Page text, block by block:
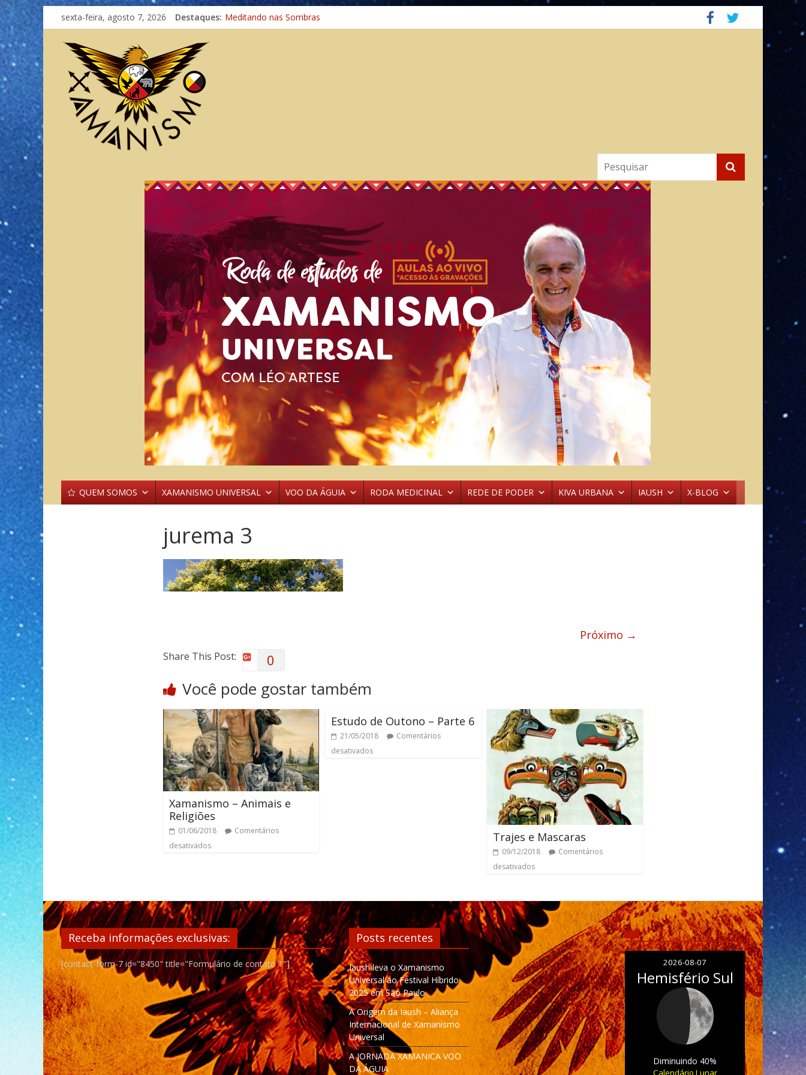
sexta-feira, agosto 7, 2026 Destaques: Meditando nas Sombras
Autosuficiência: A Jornada do Espírito Ancestral
QUEM SOMOS XAMANISMO UNIVERSAL VOO DA ÁGUIA RODA MEDICINAL REDE DE PODER KIVA URBANA IAUSH X-BLOG
jurema 3
Próximo →
Share This Post: 0
Você pode gostar também
Xamanismo – Animais e
Religiões
01/06/2018
Comentários
desativados
Estudo de Outono – Parte 6
21/05/2018
Comentários
desativados
Trajes e Mascaras
09/12/2018
Comentários
desativados
Receba informações exclusivas:
[contact-form-7 id="8450" title="Formulário de contato 1"]
Posts recentes
Iaush leva o Xamanismo
Universal ao Festival Híbrido
2025 em São Paulo
A Origem da Iaush – Aliança
Internacional de Xamanismo
Universal
A JORNADA XAMANICA VOO
DA ÁGUIA
2026-08-07
Hemisfério Sul
Diminuindo 40%
Calendário Lunar